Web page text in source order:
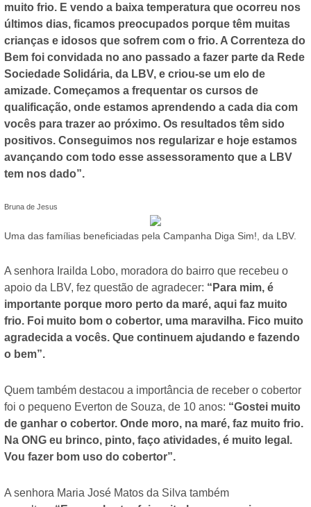
muito frio. E vendo a baixa temperatura que ocorreu nos
últimos dias, ficamos preocupados porque têm muitas
crianças e idosos que sofrem com o frio. A Correnteza do
Bem foi convidada no ano passado a fazer parte da Rede
Sociedade Solidária, da LBV, e criou-se um elo de
amizade. Começamos a frequentar os cursos de
qualificação, onde estamos aprendendo a cada dia com
vocês para trazer ao próximo. Os resultados têm sido
positivos. Conseguimos nos regularizar e hoje estamos
avançando com todo esse assessoramento que a LBV
tem nos dado”.
Bruna de Jesus
Uma das famílias beneficiadas pela Campanha Diga Sim!, da LBV.
A senhora Irailda Lobo, moradora do bairro que recebeu o
apoio da LBV, fez questão de agradecer: “Para mim, é
importante porque moro perto da maré, aqui faz muito
frio. Foi muito bom o cobertor, uma maravilha. Fico muito
agradecida a vocês. Que continuem ajudando e fazendo
o bem”.
Quem também destacou a importância de receber o cobertor
foi o pequeno Everton de Souza, de 10 anos: “Gostei muito
de ganhar o cobertor. Onde moro, na maré, faz muito frio.
Na ONG eu brinco, pinto, faço atividades, é muito legal.
Vou fazer bom uso do cobertor”.
A senhora Maria José Matos da Silva também